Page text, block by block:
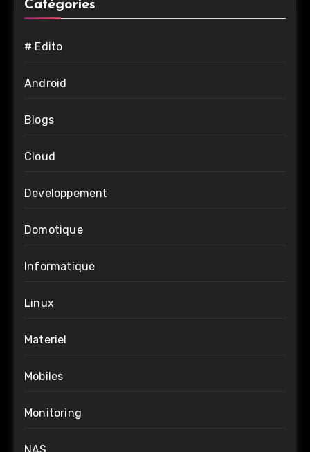
Catégories
# Edito
Android
Blogs
Cloud
Developpement
Domotique
Informatique
Linux
Materiel
Mobiles
Monitoring